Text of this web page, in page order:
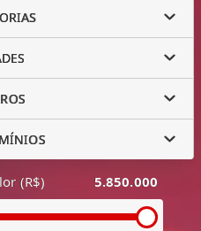
(R$) 5.850.000